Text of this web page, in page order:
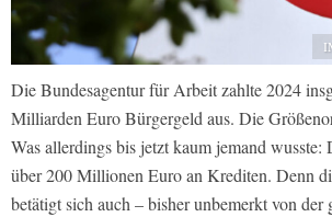
Die Bundesagentur für Arbeit zahlte 2024
Milliarden Euro Bürgergeld aus. Die
Was allerdings bis jetzt kaum jemand wusste:
über 200 Millionen Euro an Krediten. Denn
betätigt sich auch – bisher unbemerkt von der